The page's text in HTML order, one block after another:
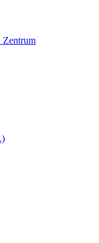
Zentrum